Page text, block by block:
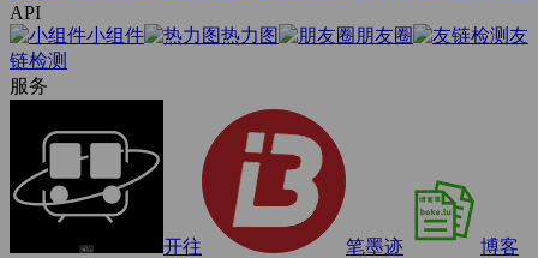
API
小组件
热力图 朋友圈
友
链检测
服务
开往 笔墨迹 博客